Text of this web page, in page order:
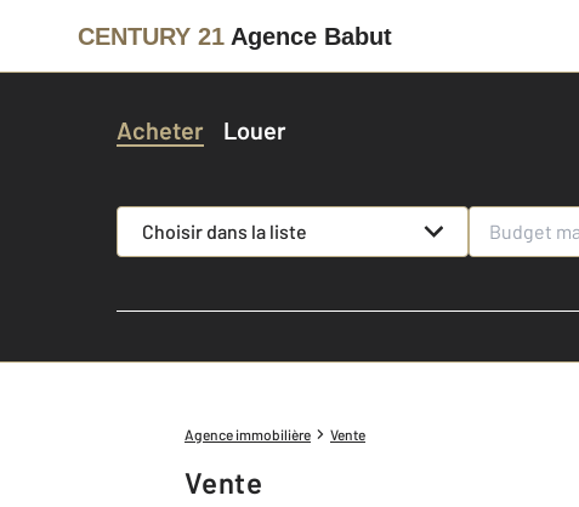
CENTURY 21 Agence Babut
Acheter Louer
Choisir dans la liste
Agence immobilière Vente
Vente